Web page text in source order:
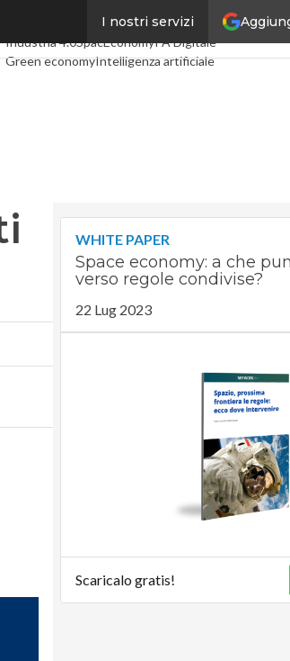
I nostri servizi
Digital EconomyTelco
Industria 4.0SpacEconomyPA Digitale
Green economyIntelligenza artificiale
WHITE PAPER
Space economy: a che
verso regole condivise?
22 Lug 2023
Scaricalo gratis!